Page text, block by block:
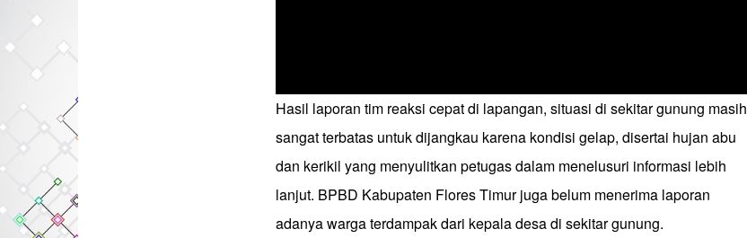
Hasil laporan tim reaksi cepat di lapangan, situasi di sekitar gunung masih
sangat terbatas untuk dijangkau karena kondisi gelap, disertai hujan abu
dan kerikil yang menyulitkan petugas dalam menelusuri informasi lebih
lanjut. BPBD Kabupaten Flores Timur juga belum menerima laporan
adanya warga terdampak dari kepala desa di sekitar gunung.